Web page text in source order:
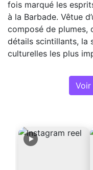
fois marqué les
à la Barbade. Vêtue
composé de plumes,
détails scintillants, la
culturelles les plus